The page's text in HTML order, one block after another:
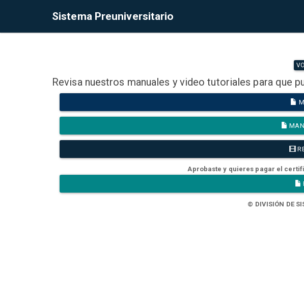
Sistema Preuniversitario
Revisa nuestros manuales y video tutoriales para que
Aprobaste y quieres pagar el
© DIVISIÓN DE